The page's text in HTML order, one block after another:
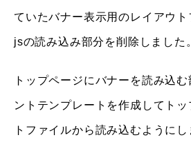
ていたバナー表示用のレイアウ
jsの読み込み部分を削除しました
トップページにバナーを読み込
ントテンプレートを作成してト
トファイルから読み込むようにし